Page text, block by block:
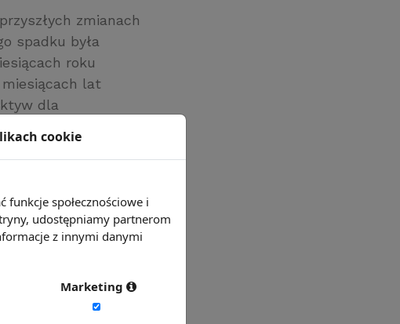
zmianach
spadku była
roku
miesiącach lat
dla
cookie
społecznościowe i
udostępniamy partnerom
z innymi danymi
Marketing